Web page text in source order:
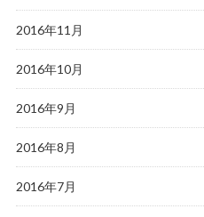
2016年11月
2016年10月
2016年9月
2016年8月
2016年7月